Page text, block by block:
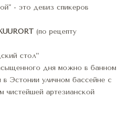
- это девиз спикеров
(по рецепту
стол”
дня можно в банном
Эстонии уличном бассейне с
чистейшей артезианской